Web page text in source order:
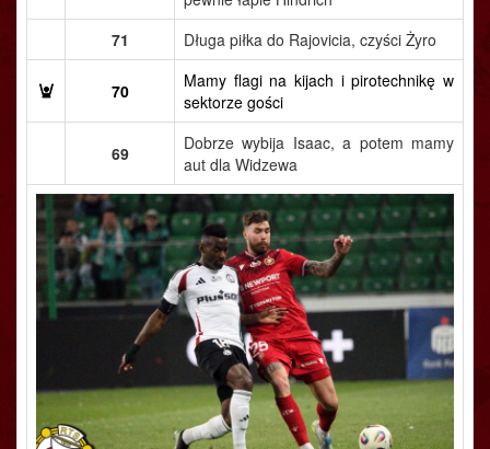
71
Długa piłka do Rajovicia, czyści Żyro
70
Mamy flagi na kijach i pirotechnikę w
sektorze gości
69
Dobrze wybija Isaac, a potem mamy
aut dla Widzewa